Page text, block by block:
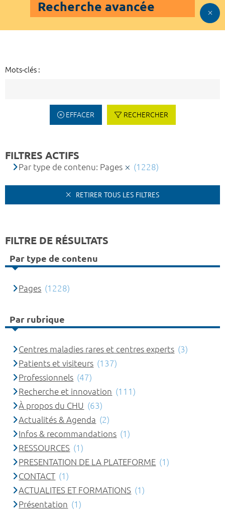
Recherche avancée
Mots-clés :
EFFACER RECHERCHER
FILTRES ACTIFS
Par type de contenu: Pages (1228)
RETIRER TOUS LES FILTRES
FILTRE DE RÉSULTATS
Par type de contenu
Pages (1228)
Par rubrique
Centres maladies rares et centres experts (3)
Patients et visiteurs (137)
Professionnels (47)
Recherche et innovation (111)
À propos du CHU (63)
Actualités & Agenda (2)
Infos & recommandations (1)
RESSOURCES (1)
PRESENTATION DE LA PLATEFORME (1)
CONTACT (1)
ACTUALITES ET FORMATIONS (1)
Présentation (1)